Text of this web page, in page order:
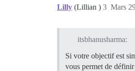
Lilly (Lillian ) Mars
3
itsbhanusharma:
Si votre objectif est
vous permet de